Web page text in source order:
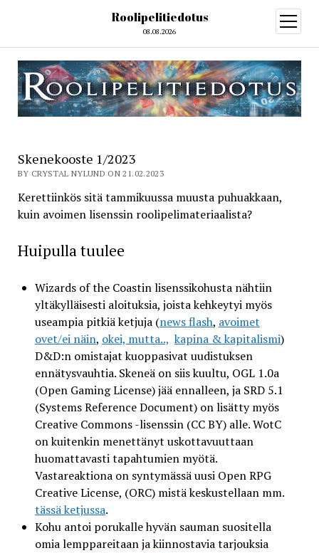
Roolipelitiedotus
08.08.2026
open
menu
Skenekooste 1/2023
BY CRYSTAL NYLUND ON 21.02.2023
Kerettiinkös sitä tammikuussa muusta puhuakkaan,
kuin avoimen lisenssin roolipelimateriaalista?
Huipulla tuulee
Wizards of the Coastin lisenssikohusta nähtiin
yltäkylläisesti aloituksia, joista kehkeytyi myös
useampia pitkiä ketjuja (news flash, avoimet
ovet/ei näin, okei, mutta.., kapina & kapitalismi)
D&D:n omistajat kuoppasivat uudistuksen
ennätysvauhtia. Skeneä on siis kuultu, OGL 1.0a
(Open Gaming License) jää ennalleen, ja SRD 5.1
(Systems Reference Document) on lisätty myös
Creative Commons -lisenssin (CC BY) alle. WotC
on kuitenkin menettänyt uskottavuuttaan
huomattavasti tapahtumien myötä.
Vastareaktiona on syntymässä uusi Open RPG
Creative License, (ORC) mistä keskustellaan mm.
tässä ketjussa.
Kohu antoi porukalle hyvän sauman suositella
omia lemppareitaan ja kiinnostavia tarjouksia